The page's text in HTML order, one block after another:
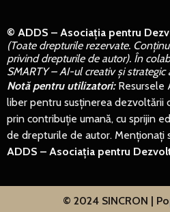
© ADDS – Asociația pentru
(Toate drepturile rezervate.
privind drepturile de autor). În
SMARTY – AI-ul creativ și strategic
Notă pentru utilizatori: Resursele
liber pentru susținerea dezvoltării
prin contribuție umană, cu sprijin
de drepturile de autor. Menționați
ADDS – Asociația pentru
© 2024 SINCRON |